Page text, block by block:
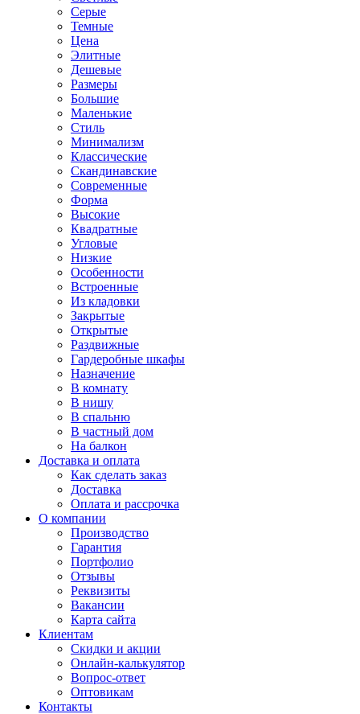
Серые
Темные
Цена
Элитные
Дешевые
Размеры
Большие
Маленькие
Стиль
Минимализм
Классические
Скандинавские
Современные
Форма
Высокие
Квадратные
Угловые
Низкие
Особенности
Встроенные
Из кладовки
Закрытые
Открытые
Раздвижные
Гардеробные шкафы
Назначение
В комнату
В нишу
В спальню
В частный дом
На балкон
Доставка и оплата
Как сделать заказ
Доставка
Оплата и рассрочка
О компании
Производство
Гарантия
Портфолио
Отзывы
Реквизиты
Вакансии
Карта сайта
Клиентам
Скидки и акции
Онлайн-калькулятор
Вопрос-ответ
Оптовикам
Контакты